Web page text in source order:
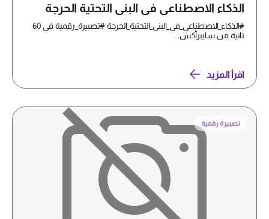
الذكاء الاصطناعي في البنى التحتية الحرجة
#الذكاء_الاصطناعي_في_البنى_التحتية_الحرجة #تصبيرة_رقمية في 60
ثانية من سايبرأكس...
اقرأ المزيد
تصبيرة رقمية